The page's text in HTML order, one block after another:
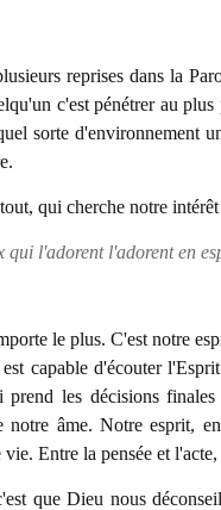
reprises dans la
c'est pénétrer au
sorte d'environnement
qui cherche notre
qui l'adorent l'adorent en
le plus. C'est notre
capable d'écouter
les décisions
notre âme. Notre esprit,
Entre la pensée et
que Dieu nous